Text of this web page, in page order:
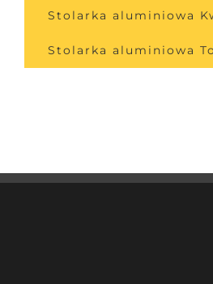
Stolarka aluminiowa
Stolarka aluminiowa